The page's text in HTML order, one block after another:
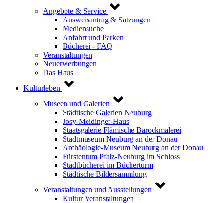
Angebote & Service
Ausweisantrag & Satzungen
Mediensuche
Anfahrt und Parken
Bücherei - FAQ
Veranstaltungen
Neuerwerbungen
Das Haus
Kulturleben
Museen und Galerien
Städtische Galerien Neuburg
Josy-Meidinger-Haus
Staatsgalerie Flämische Barockmalerei
Stadtmuseum Neuburg an der Donau
Archäologie-Museum Neuburg an der Donau
Fürstentum Pfalz-Neuburg im Schloss
Stadtbücherei im Bücherturm
Städtische Bildersammlung
Veranstaltungen und Ausstellungen
Kultur Veranstaltungen